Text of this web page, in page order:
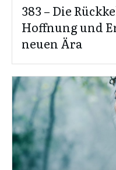
383 – Die
Hoffnung und
neuen Ära